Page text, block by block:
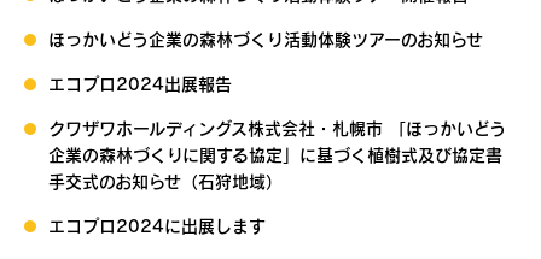
ほっかいどう企業の森林づくり活動体験ツアーのお知らせ
エコプロ2024出展報告
クワザワホールディングス株式会社・札幌市 「ほっかいどう
企業の森林づくりに関する協定」に基づく植樹式及び協定書
手交式のお知らせ（石狩地域）
エコプロ2024に出展します